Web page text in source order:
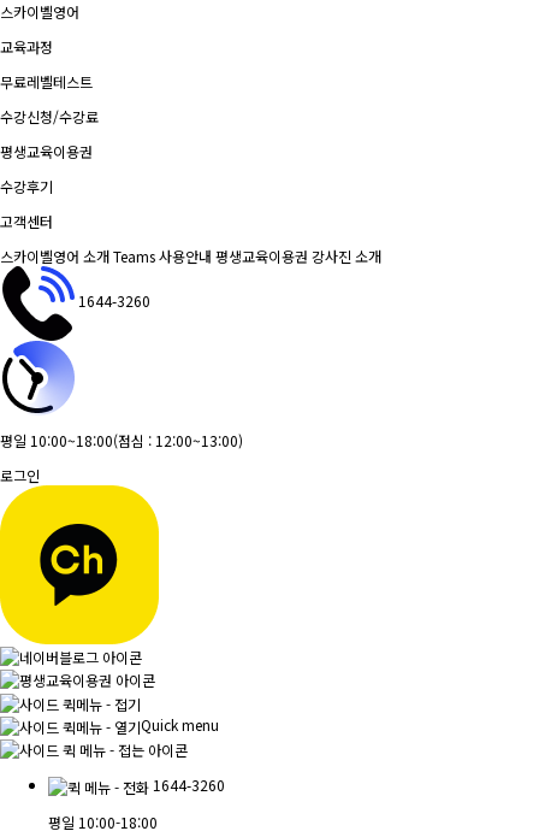
스카이벨영어
교육과정
무료레벨테스트
수강신청/수강료
평생교육이용권
수강후기
고객센터
스카이벨영어 소개Teams 사용안내 평생교육이용권 강사진 소개
1644-3260
평일 10:00~18:00(점심 : 12:00~13:00)
로그인
Quick menu
1644-3260
평일 10:00-18:00